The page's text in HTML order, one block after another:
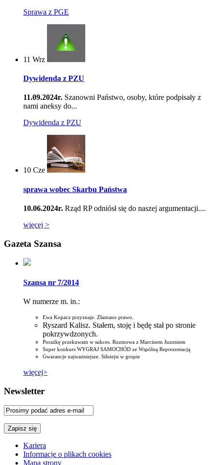
Sprawa z PGE
11 Wrz
Dywidenda z PZU
11.09.2024r. Szanowni Państwo, osoby, które podpisały z
nami aneksy do...
Dywidenda z PZU
10 Cze
sprawa wobec Skarbu Państwa
10.06.2024r. Rząd RP odniósł się do naszej argumentacji....
więcej >
Gazeta Szansa
Szansa nr 7/2014
W numerze m. in.:
Ewa Kopacz przyznaje. Złamano prawo.
Ryszard Kalisz. Stałem, stoję i będę stał po stronie
pokrzywdzonych.
Porażkę przekuwam w sukces. Rozmowa z Marcinem Juzoniem
Super konkurs WYGRAJ SAMOCHÓD ze Wspólną Reprezentacją
Gwarancje najważniejsze. Silniejsi w grupie
więcej>
Newsletter
Kariera
Informacje o plikach cookies
Mapa strony